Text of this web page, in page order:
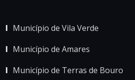
Município de Vila Verde
Município de Amares
Município de Terras de Bouro